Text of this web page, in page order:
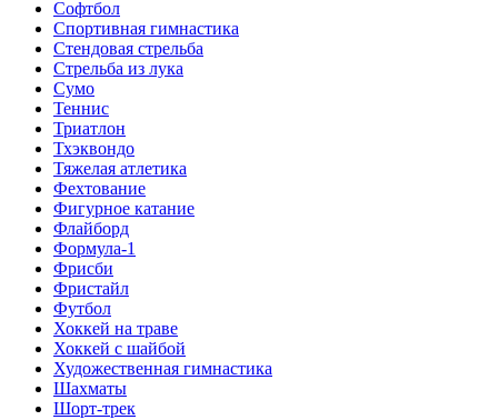
Софтбол
Спортивная гимнастика
Стендовая стрельба
Стрельба из лука
Сумо
Теннис
Триатлон
Тхэквондо
Тяжелая атлетика
Фехтование
Фигурное катание
Флайборд
Формула-1
Фрисби
Фристайл
Футбол
Хоккей на траве
Хоккей с шайбой
Художественная гимнастика
Шахматы
Шорт-трек